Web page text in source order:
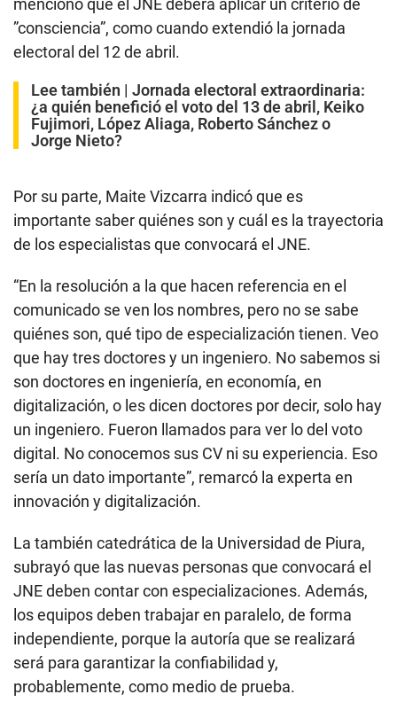
mencionó que el JNE deberá aplicar un criterio de
”consciencia”, como cuando extendió la jornada
electoral del 12 de abril.
Lee también | Jornada electoral extraordinaria:
¿a quién benefició el voto del 13 de abril, Keiko
Fujimori, López Aliaga, Roberto Sánchez o
Jorge Nieto?
Por su parte, Maite Vizcarra indicó que es
importante saber quiénes son y cuál es la trayectoria
de los especialistas que convocará el JNE.
“En la resolución a la que hacen referencia en el
comunicado se ven los nombres, pero no se sabe
quiénes son, qué tipo de especialización tienen. Veo
que hay tres doctores y un ingeniero. No sabemos si
son doctores en ingeniería, en economía, en
digitalización, o les dicen doctores por decir, solo hay
un ingeniero. Fueron llamados para ver lo del voto
digital. No conocemos sus CV ni su experiencia. Eso
sería un dato importante”, remarcó la experta en
innovación y digitalización.
La también catedrática de la Universidad de Piura,
subrayó que las nuevas personas que convocará el
JNE deben contar con especializaciones. Además,
los equipos deben trabajar en paralelo, de forma
independiente, porque la autoría que se realizará
será para garantizar la confiabilidad y,
probablemente, como medio de prueba.